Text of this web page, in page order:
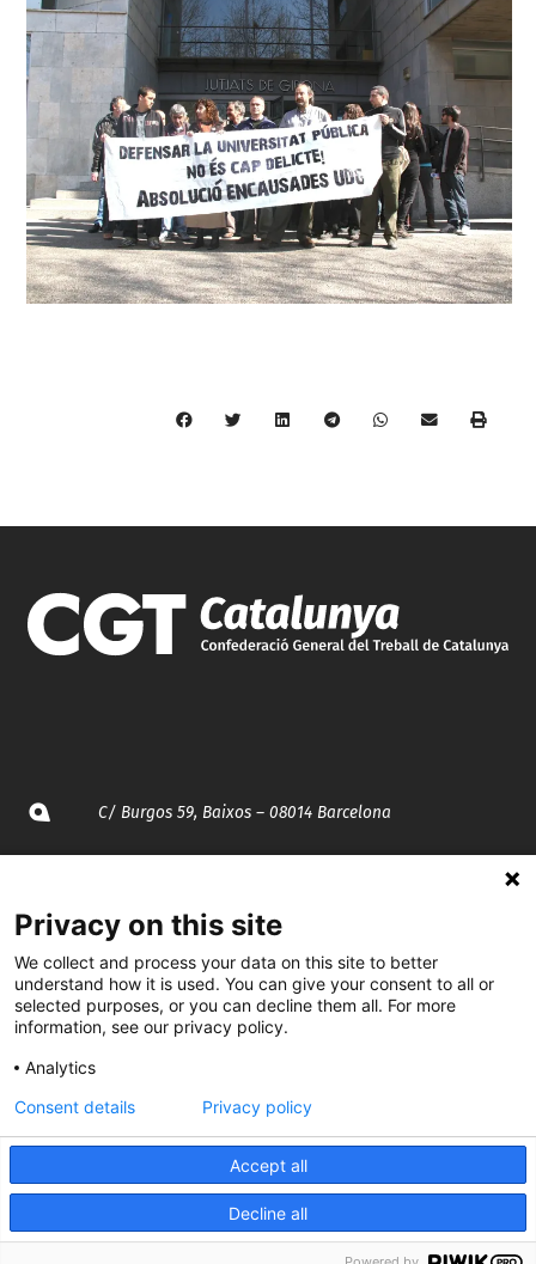
C/ Burgos 59, Baixos – 08014 Barcelona
935 120 481
@CGTCatalunya
CGTCatalunya
cgtcatalunya
Desenvolupat per
Privacy on this site
We collect and process your data on this site to better
understand how it is used. You can give your consent to all or
selected purposes, or you can decline them all. For more
information, see our privacy policy.
Analytics
Accept all
Decline all
Consent details Privacy policy